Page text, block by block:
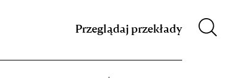
Przeglądaj przekłady